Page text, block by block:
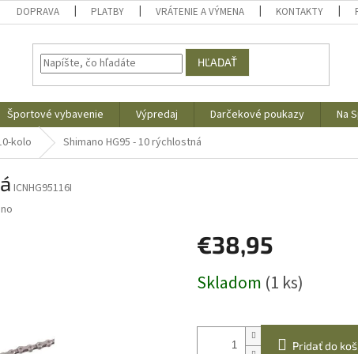
DOPRAVA PLATBY VRÁTENIE A VÝMENA KONTAKTY
HĽADAŤ
Športové vybavenie Výpredaj Darčekové poukazy Na
kolo Shimano HG95 - 10 rýchlostná
ICNHG95116I
€38,95
cena:
Skladom (1 ks)
Pridať do